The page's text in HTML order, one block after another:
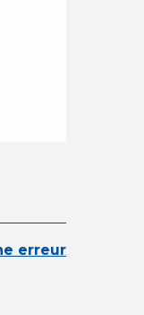
erreur